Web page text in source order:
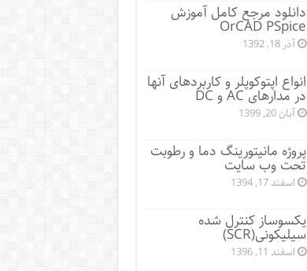
دانلود مرجع کامل آموزش
OrCAD PSpice
آذر 18, 1392
انواع اپتوکوپلر و کاربردهای آنها
در مدارهای AC و DC
آبان 20, 1399
پروژه مانيتورينگ دما و رطوبت
تحت وب سایت
اسفند 17, 1394
یکسوساز کنترل شده
سیلیکونی(SCR)
اسفند 11, 1396